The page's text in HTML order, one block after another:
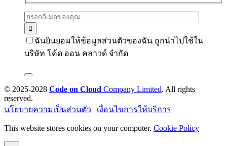
ฉันยินยอมให้ข้อมูลส่วนตัวของฉัน ถูกนำไปใช้ใน
บริษัท โค้ด ออน คลาวด์ จำกัด
© 2025-2028 Code on Cloud Company Limited. All rights
reserved.
นโยบายความเป็นส่วนตัว | เงื่อนไขการให้บริการ
This website stores cookies on your computer. Cookie Policy